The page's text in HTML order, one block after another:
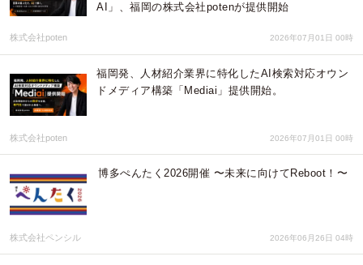
AI」、福岡の株式会社potenが提供開始
株式会社poten 2026年07月01日 00時
福岡発、人材紹介業界に特化したAI検索対応オウン
ドメディア構築「Mediai」提供開始。
株式会社poten 2026年07月01日 00時
博多ぺんたく2026開催 〜未来に向けてReboot！〜
株式会社ペンシル 2026年06月26日 04時